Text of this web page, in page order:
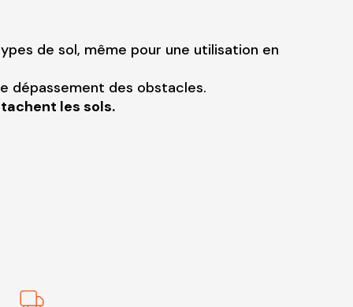
de sol, même pour une utilisation en
dépassement des obstacles.
les sols.